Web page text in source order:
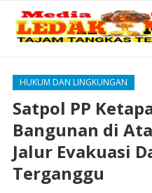
HUKUM DAN LINGKUNGAN
Satpol PP
Bangunan di
Jalur Evakuasi
Terganggu